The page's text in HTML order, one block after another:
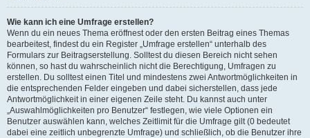
Wie kann ich eine Umfrage erstellen?
Wenn du ein neues Thema eröffnest oder den ersten Beitrag eines Themas
bearbeitest, findest du ein Register „Umfrage erstellen“ unterhalb des
Formulars zur Beitragserstellung. Solltest du diesen Bereich nicht sehen
können, so hast du wahrscheinlich nicht die Berechtigung, Umfragen zu
erstellen. Du solltest einen Titel und mindestens zwei Antwortmöglichkeiten in
die entsprechenden Felder eingeben und dabei sicherstellen, dass jede
Antwortmöglichkeit in einer eigenen Zeile steht. Du kannst auch unter
„Auswahlmöglichkeiten pro Benutzer“ festlegen, wie viele Optionen ein
Benutzer auswählen kann, welches Zeitlimit für die Umfrage gilt (0 bedeutet
dabei eine zeitlich unbegrenzte Umfrage) und schließlich, ob die Benutzer ihre